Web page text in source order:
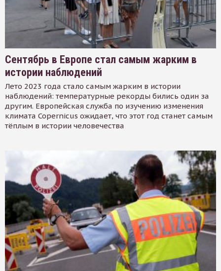
Сентябрь в Европе стал самым жарким в
истории наблюдений
Лето 2023 года стало самым жарким в истории
наблюдений: температурные рекорды бились один за
другим. Европейская служба по изучению изменения
климата Copernicus ожидает, что этот год станет самым
тёплым в истории человечества